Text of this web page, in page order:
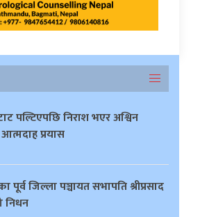
पल्टिएपछि निराश भएर अश्विन
आत्मदाह प्रयास
पूर्व जिल्ला पञ्चायत सभापति श्रीप्रसाद
निधन